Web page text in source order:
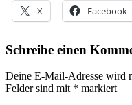
X Facebook
Schreibe einen
Deine E-Mail-Adresse wird
Felder sind mit * markiert